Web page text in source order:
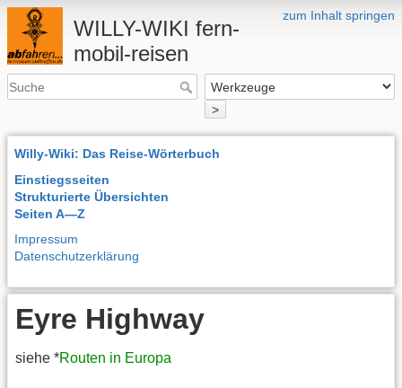
zum Inhalt springen
WILLY-WIKI fern-
mobil-reisen
>
Willy-Wiki: Das Reise-Wörterbuch
Einstiegsseiten
Strukturierte Übersichten
Seiten A—Z
Impressum
Datenschutzerklärung
Eyre Highway
siehe *Routen in Europa